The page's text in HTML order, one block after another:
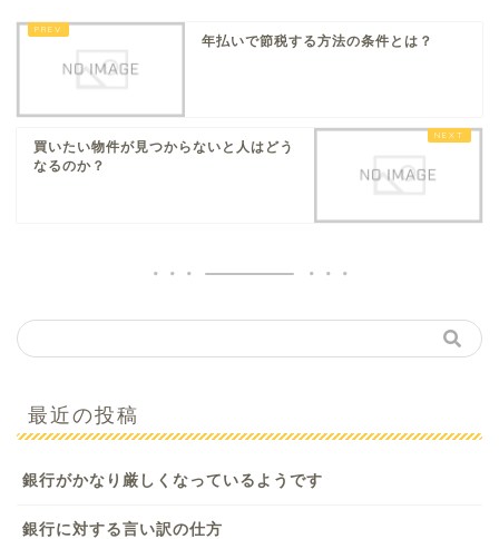
年払いで節税する方法の条件とは？
買いたい物件が見つからないと人はどう
なるのか？
最近の投稿
銀行がかなり厳しくなっているようです
銀行に対する言い訳の仕方